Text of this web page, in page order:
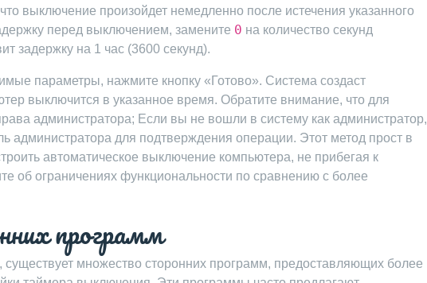
что выключение произойдет немедленно после истечения указанного
перед выключением, замените 0 на количество секунд
задержку на 1 час (3600 секунд).
параметры, нажмите кнопку «Готово». Система создаст
выключится в указанное время. Обратите внимание, что для
администратора; Если вы не вошли в систему как администратор,
администратора для подтверждения операции. Этот метод прост в
автоматическое выключение компьютера, не прибегая к
об ограничениях функциональности по сравнению с более
программ
множество сторонних программ, предоставляющих более